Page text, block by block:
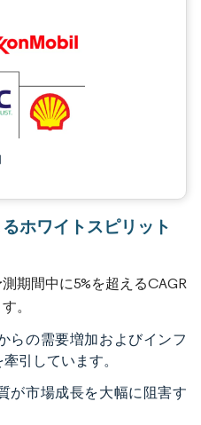
ホワイトスピリット
期間中に5%を超えるCAGR
。
らの需要増加およびインフ
引しています。
が市場成長を大幅に阻害す